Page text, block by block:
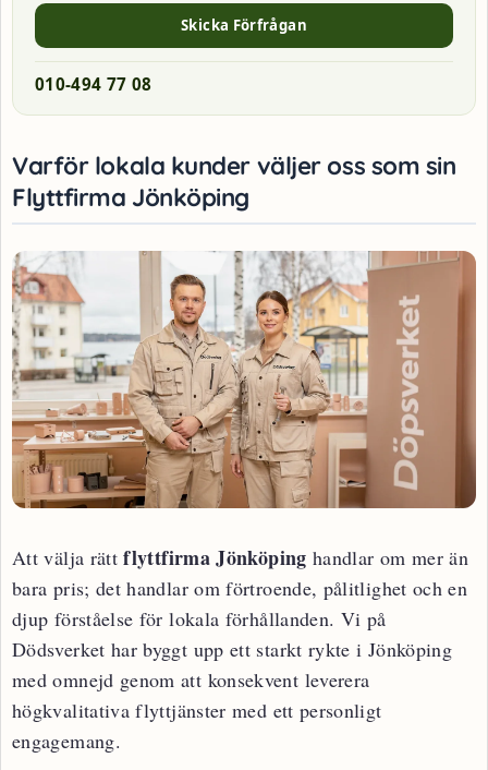
Skicka Förfrågan
010-494 77 08
Varför lokala kunder väljer oss som sin
Flyttfirma Jönköping
Att välja rättflyttfirma Jönköping handlar om mer än
bara pris; det handlar om förtroende, pålitlighet och en
djup förståelse för lokala förhållanden. Vi på
Dödsverket har byggt upp ett starkt rykte i Jönköping
med omnejd genom att konsekvent leverera
högkvalitativa flyttjänster med ett personligt
engagemang.